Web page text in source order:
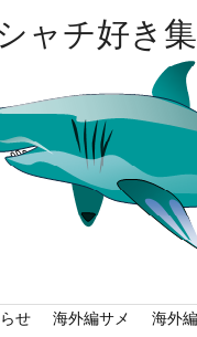
ャチ好き
せ 海外編サメ 海外